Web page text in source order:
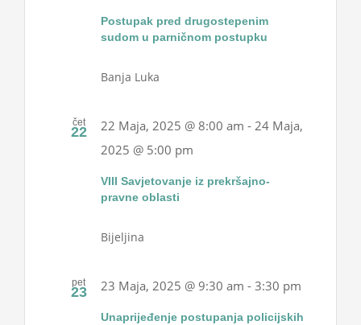
Postupak pred drugostepenim
sudom u parničnom postupku
Banja Luka
čet
22
VIII Savjetovanje iz prekršajno-
pravne oblasti
22 Maja, 2025 @ 8:00 am -24 Maja,
2025 @ 5:00 pm
Bijeljina
pet
23
Unaprijeđenje postupanja policijskih
23 Maja, 2025 @ 9:30 am -3:30 pm